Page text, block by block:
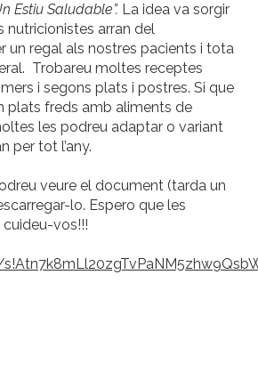
Estiu Saludable”. La idea va sorgir
nutricionistes arran del
un regal als nostres pacients i tota
Trobareu moltes receptes
i segons plats i postres. Si que
plats freds amb aliments de
les podreu adaptar o variant
per tot l’any.
veure el document (tarda un
lo. Espero que les
cuideu-vos!!!